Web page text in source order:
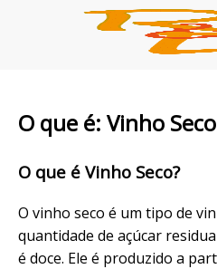
O que é: Vinho Seco
O que é Vinho Seco?
O vinho seco é um tipo de
quantidade de açúcar
é doce. Ele é produzido a